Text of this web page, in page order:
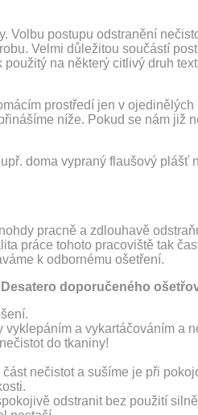
Volbu postupu odstranění
Velmi důležitou součástí
na některý citlivý druh
prostředí jen v ojedinělých
níže. Pokud se nám již
doma vypraný flaušový plášť
pracně a zdlouhavě
práce tohoto pracoviště tak
k odbornému ošetření.
doporučeného
a vykartáčováním a
do tkaniny!
nečistot a sušíme je při
odstranit bez použití